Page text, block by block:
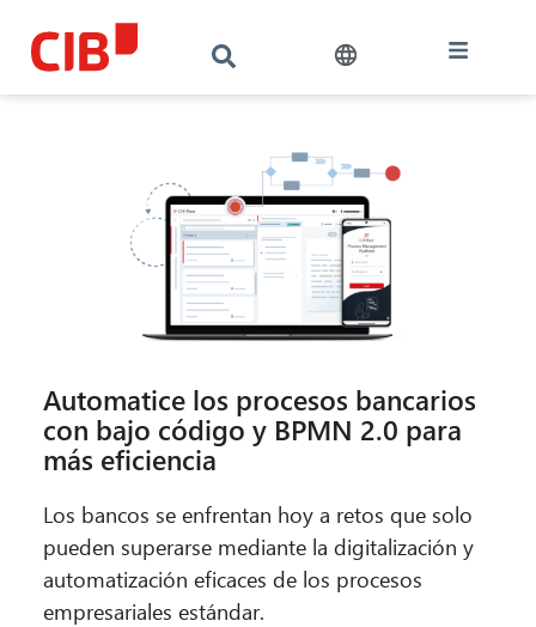
Automatice los procesos bancarios
con bajo código y BPMN 2.0 para
más eficiencia
Los bancos se enfrentan hoy a retos que solo
pueden superarse mediante la digitalización y
automatización eficaces de los procesos
empresariales estándar.